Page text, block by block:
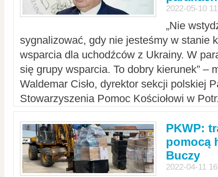
2022-05-10
„Nie
sygnalizować, gdy nie jesteśmy w stanie
wsparcia dla uchodźców z Ukrainy. W
się grupy wsparcia. To dobry kierunek” –
Waldemar Cisło, dyrektor sekcji polskiej
Stowarzyszenia Pomoc Kościołowi w
PKWP:
pomocą
Buczy
2022-04-11